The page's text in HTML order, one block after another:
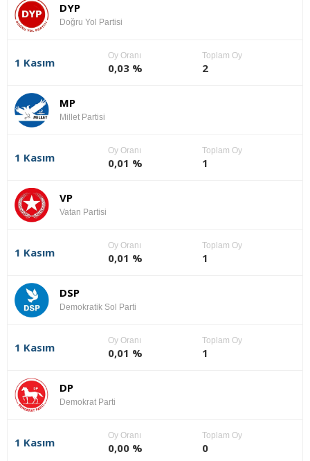
DYP
Doğru Yol Partisi
1 Kasım
Oy Oranı
0,03 %
Toplam Oy
2
MP
Millet Partisi
1 Kasım
Oy Oranı
0,01 %
Toplam Oy
1
VP
Vatan Partisi
1 Kasım
Oy Oranı
0,01 %
Toplam Oy
1
DSP
Demokratik Sol Parti
1 Kasım
Oy Oranı
0,01 %
Toplam Oy
1
DP
Demokrat Parti
1 Kasım
Oy Oranı
0,00 %
Toplam Oy
0